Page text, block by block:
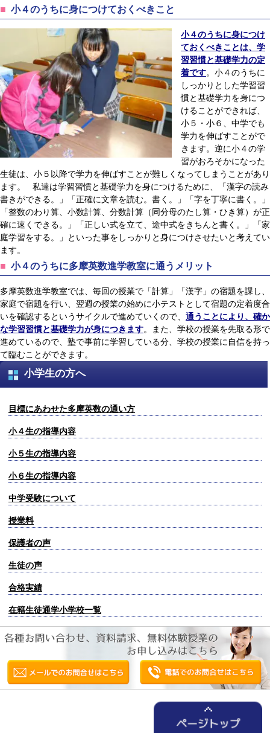
小４のうちに身につけておくべきこと
小４のうちに身につけ
ておくべきことは、学
習習慣と基礎学力の定
着です。小４のうちに
しっかりとした学習習
慣と基礎学力を身につ
けることができれば、
小５・小６、中学でも
学力を伸ばすことがで
きます。逆に小４の学
習がおろそかになった
生徒は、小５以降で学力を伸ばすことが難しくなってしまうことがあり
ます。 私達は学習習慣と基礎学力を身につけるために、「漢字の読み
書きができる。」「正確に文章を読む。書く。」「字を丁寧に書く。」
「整数のわり算、小数計算、分数計算（同分母のたし算・ひき算）が正
確に速くできる。」「正しい式を立て、途中式をきちんと書く。」「家
庭学習をする。」といった事をしっかりと身につけさせたいと考えてい
ます。
小４のうちに多摩英数進学教室に通うメリット
多摩英数進学教室では、毎回の授業で「計算」「漢字」の宿題を課し、
家庭で宿題を行い、翌週の授業の始めに小テストとして宿題の定着度合
いを確認するというサイクルで進めていくので、 通うことにより、確か
な学習習慣と基礎学力が身につきます。また、学校の授業を先取る形で
進めているので、塾で事前に学習している分、学校の授業に自信を持っ
て臨むことができます。
小学生の方へ
目標にあわせた多摩英数の通い方
小４生の指導内容
小５生の指導内容
小６生の指導内容
中学受験について
授業料
保護者の声
生徒の声
合格実績
在籍生徒通学小学校一覧